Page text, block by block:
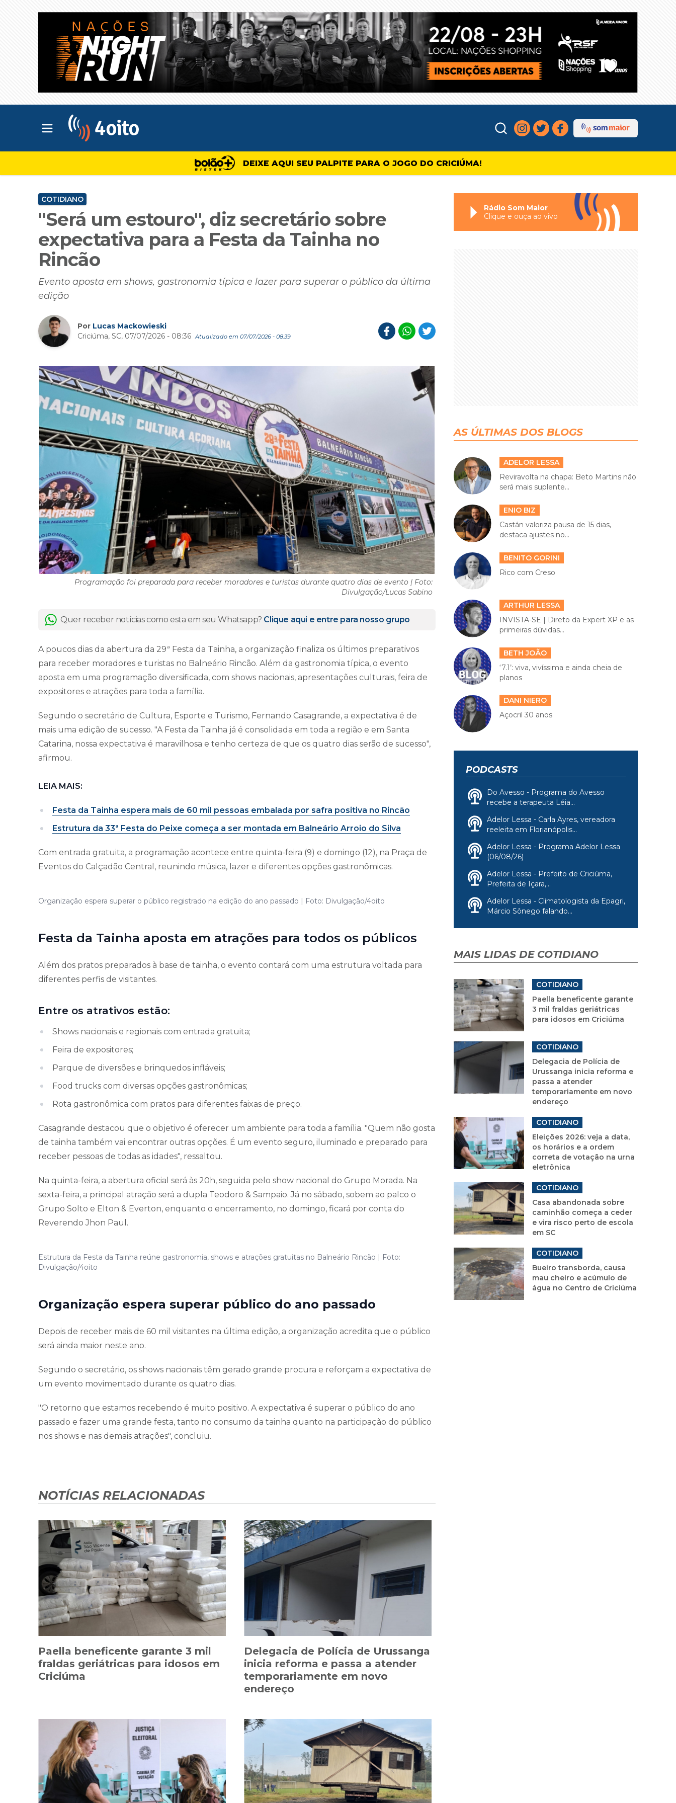
Abrir menu principal
DEIXE AQUI SEU PALPITE PARA O JOGO DO CRICIÚMA!
COTIDIANO
"Será um estouro", diz secretário sobre
expectativa para a Festa da Tainha no
Rincão
Evento aposta em shows, gastronomia típica e lazer para superar o público da última
edição
Por Lucas Mackowieski
Criciúma, SC, 07/07/2026 - 08:36 Atualizado em 07/07/2026 - 08:39
Programação foi preparada para receber moradores e turistas durante quatro dias de evento | Foto:
Divulgação/Lucas Sabino
Quer receber notícias como esta em seu Whatsapp? Clique aqui e entre para nosso grupo
A poucos dias da abertura da 29ª Festa da Tainha, a organização finaliza os últimos preparativos
para receber moradores e turistas no Balneário Rincão. Além da gastronomia típica, o evento
aposta em uma programação diversificada, com shows nacionais, apresentações culturais, feira de
expositores e atrações para toda a família.
Segundo o secretário de Cultura, Esporte e Turismo, Fernando Casagrande, a expectativa é de
mais uma edição de sucesso. "A Festa da Tainha já é consolidada em toda a região e em Santa
Catarina, nossa expectativa é maravilhosa e tenho certeza de que os quatro dias serão de sucesso",
afirmou.
LEIA MAIS:
Festa da Tainha espera mais de 60 mil pessoas embalada por safra positiva no Rincão
Estrutura da 33ª Festa do Peixe começa a ser montada em Balneário Arroio do Silva
Com entrada gratuita, a programação acontece entre quinta-feira (9) e domingo (12), na Praça de
Eventos do Calçadão Central, reunindo música, lazer e diferentes opções gastronômicas.
Organização espera superar o público registrado na edição do ano passado | Foto: Divulgação/4oito
Festa da Tainha aposta em atrações para todos os públicos
Além dos pratos preparados à base de tainha, o evento contará com uma estrutura voltada para
diferentes perfis de visitantes.
Entre os atrativos estão:
Shows nacionais e regionais com entrada gratuita;
Feira de expositores;
Parque de diversões e brinquedos infláveis;
Food trucks com diversas opções gastronômicas;
Rota gastronômica com pratos para diferentes faixas de preço.
Casagrande destacou que o objetivo é oferecer um ambiente para toda a família. "Quem não gosta
de tainha também vai encontrar outras opções. É um evento seguro, iluminado e preparado para
receber pessoas de todas as idades", ressaltou.
Na quinta-feira, a abertura oficial será às 20h, seguida pelo show nacional do Grupo Morada. Na
sexta-feira, a principal atração será a dupla Teodoro & Sampaio. Já no sábado, sobem ao palco o
Grupo Solto e Elton & Everton, enquanto o encerramento, no domingo, ficará por conta do
Reverendo Jhon Paul.
Estrutura da Festa da Tainha reúne gastronomia, shows e atrações gratuitas no Balneário Rincão | Foto:
Divulgação/4oito
Organização espera superar público do ano passado
Depois de receber mais de 60 mil visitantes na última edição, a organização acredita que o público
será ainda maior neste ano.
Segundo o secretário, os shows nacionais têm gerado grande procura e reforçam a expectativa de
um evento movimentado durante os quatro dias.
"O retorno que estamos recebendo é muito positivo. A expectativa é superar o público do ano
passado e fazer uma grande festa, tanto no consumo da tainha quanto na participação do público
nos shows e nas demais atrações", concluiu.
NOTÍCIAS RELACIONADAS
Paella beneficente garante 3 mil
fraldas geriátricas para idosos em
Criciúma
Delegacia de Polícia de Urussanga
inicia reforma e passa a atender
temporariamente em novo
endereço
Rádio Som Maior
Clique e ouça ao vivo
AS ÚLTIMAS DOS BLOGS
ADELOR LESSA
Reviravolta na chapa: Beto Martins não
será mais suplente...
ENIO BIZ
Castán valoriza pausa de 15 dias,
destaca ajustes no...
BENITO GORINI
Rico com Creso
ARTHUR LESSA
INVISTA-SE | Direto da Expert XP e as
primeiras dúvidas...
BETH JOÃO
‘7.1’: viva, vivíssima e ainda cheia de
planos
DANI NIERO
Açocril 30 anos
PODCASTS
Do Avesso - Programa do Avesso
recebe a terapeuta Léia...
Adelor Lessa - Carla Ayres, vereadora
reeleita em Florianópolis...
Adelor Lessa - Programa Adelor Lessa
(06/08/26)
Adelor Lessa - Prefeito de Criciúma,
Prefeita de Içara,...
Adelor Lessa - Climatologista da Epagri,
Márcio Sônego falando...
MAIS LIDAS DE COTIDIANO
COTIDIANO
Paella beneficente garante
3 mil fraldas geriátricas
para idosos em Criciúma
COTIDIANO
Delegacia de Polícia de
Urussanga inicia reforma e
passa a atender
temporariamente em novo
endereço
COTIDIANO
Eleições 2026: veja a data,
os horários e a ordem
correta de votação na urna
eletrônica
COTIDIANO
Casa abandonada sobre
caminhão começa a ceder
e vira risco perto de escola
em SC
COTIDIANO
Bueiro transborda, causa
mau cheiro e acúmulo de
água no Centro de Criciúma